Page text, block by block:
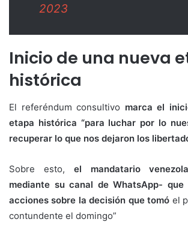
2023
Inicio de una nueva
histórica
El referéndum consultivo marca el
etapa histórica “para luchar por lo
recuperar lo que nos dejaron los
Sobre esto, el mandatario
mediante su canal de WhatsApp- que
acciones sobre la decisión que tomó el
contundente el domingo”